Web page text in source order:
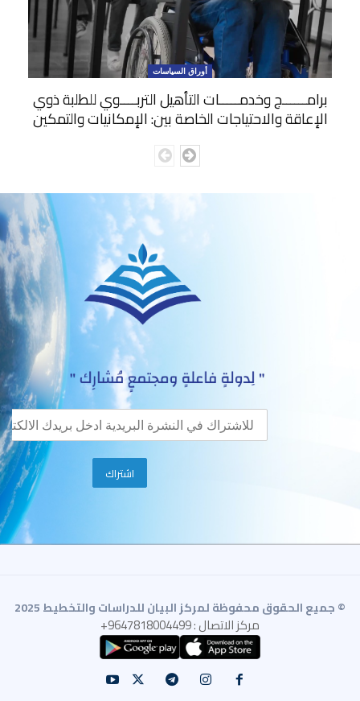
أوراق السياسات
برامــــــج وخدمـــــات التأهيل التربــــوي للطلبة ذوي
الإعاقة والاحتياجات الخاصة بين: الإمكانيات والتمكين
© جميع الحقوق محفوظة لمركز البيان للدراسات والتخطيط 2025
مركز الاتصال : 9647818004499+